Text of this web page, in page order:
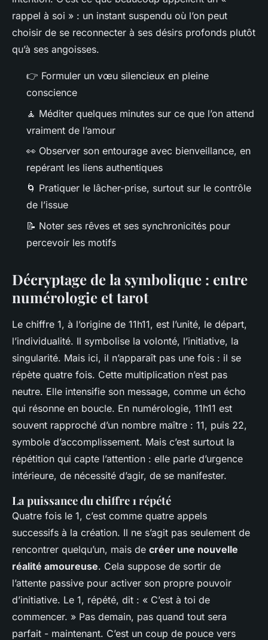
rappel à soi » : un instant suspendu où l’on peut
choisir de se reconnecter à ses désirs profonds plutôt
qu’à ses angoisses.
👉 Formuler un vœu silencieux en pleine
conscience
🧘 Méditer quelques minutes sur ce que l’on attend
vraiment de l’amour
👀 Observer son entourage avec bienveillance, en
repérant les liens authentiques
🌀 Pratiquer le lâcher-prise, surtout sur le contrôle
de l’issue
📝 Noter ses rêves et ses synchronicités pour
percevoir les motifs
Décryptage de la symbolique : entre
numérologie et tarot
Le chiffre 1, à l’origine de 11h11, est l’unité, le départ,
l’individualité. Il symbolise la volonté, l’initiative, la
singularité. Mais ici, il n’apparaît pas une fois : il se
répète quatre fois. Cette multiplication n’est pas
neutre. Elle intensifie son message, comme un écho
qui résonne en boucle. En numérologie, 11h11 est
souvent rapproché d’un nombre maître : 11, puis 22,
symbole d’accomplissement. Mais c’est surtout la
répétition qui capte l’attention : elle parle d’urgence
intérieure, de nécessité d’agir, de se manifester.
La puissance du chiffre 1 répété
Quatre fois le 1, c’est comme quatre appels
successifs à la création. Il ne s’agit pas seulement de
rencontrer quelqu’un, mais de créer une nouvelle
réalité amoureuse. Cela suppose de sortir de
l’attente passive pour activer son propre pouvoir
d’initiative. Le 1, répété, dit : « C’est à toi de
commencer. » Pas demain, pas quand tout sera
parfait - maintenant. C’est un coup de pouce vers